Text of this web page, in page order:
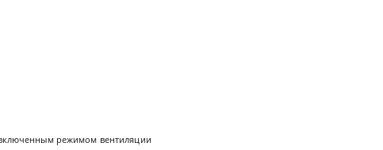
включенным режимом вентиляции